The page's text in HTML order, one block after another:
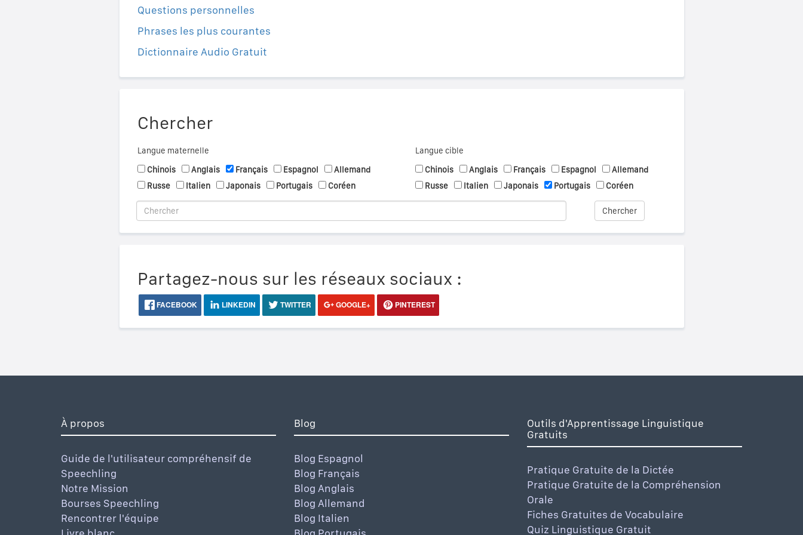
Questions personnelles
Phrases les plus courantes
Dictionnaire Audio Gratuit
Chercher
Langue maternelle
Chinois
Anglais Français Espagnol
Allemand
Russe
Italien Japonais Portugais Coréen
Langue cible
Chinois
Anglais Français Espagnol
Allemand
Russe
Italien Japonais Portugais Coréen
Chercher
Partagez-nous sur les réseaux sociaux :
FACEBOOK LINKEDIN TWITTER GOOGLE+ PINTEREST
À propos
Guide de l'utilisateur compréhensif de
Speechling
Notre Mission
Bourses Speechling
Rencontrer l'équipe
Blog
Blog Espagnol
Blog Français
Blog Anglais
Blog Allemand
Blog Italien
Outils d'Apprentissage Linguistique
Gratuits
Pratique Gratuite de la Dictée
Pratique Gratuite de la Compréhension
Orale
Fiches Gratuites de Vocabulaire
Quiz Linguistique Gratuit